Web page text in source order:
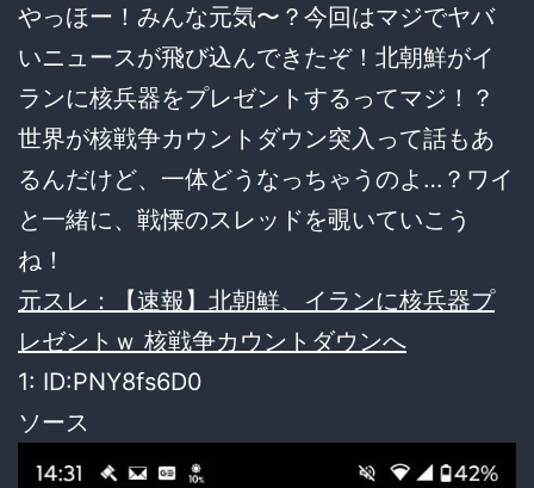
やっほー！みんな元気〜？今回はマジでヤバ
いニュースが飛び込んできたぞ！北朝鮮がイ
ランに核兵器をプレゼントするってマジ！？
世界が核戦争カウントダウン突入って話もあ
るんだけど、一体どうなっちゃうのよ…？ワイ
と一緒に、戦慄のスレッドを覗いていこう
ね！
元スレ：【速報】北朝鮮、イランに核兵器プ
レゼントｗ 核戦争カウントダウンへ
1: ID:PNY8fs6D0
ソース